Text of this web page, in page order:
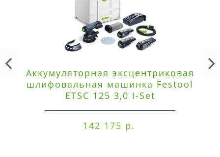
Аккумуляторная эксцентриковая
шлифовальная машинка Festool
ETSC 125 3,0 I-Set
142 175 р.